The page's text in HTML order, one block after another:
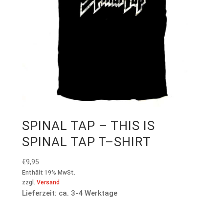
SPINAL TAP – THIS IS
SPINAL TAP T–SHIRT
€9,95
Enthält 19% MwSt.
zzgl. Versand
Lieferzeit: ca. 3-4 Werktage